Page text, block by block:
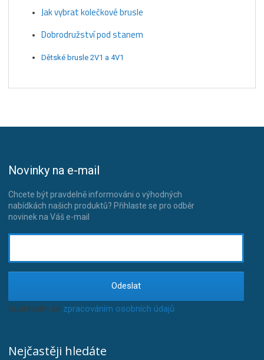
Jak vybrat kolečkové brusle
Dobrodružství pod stanem
Dětské brusle 2V1 a 4V1
Novinky na e-mail
Chcete být pravdelně informováni o výhodných
nabídkách našich produktů? Přihlaste se pro odběr
novinek na Váš e-mail
Odeslat
Souhlasím se zpracováním osobních údajů.
Nejčastěji hledáte